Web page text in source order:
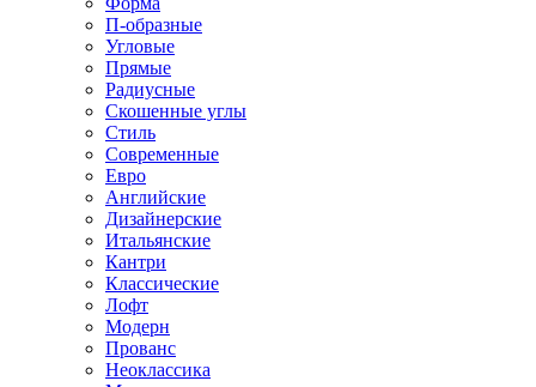
П-образные
Угловые
Прямые
Радиусные
Скошенные углы
Стиль
Современные
Евро
Английские
Дизайнерские
Итальянские
Кантри
Классические
Лофт
Модерн
Прованс
Неоклассика